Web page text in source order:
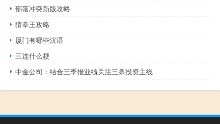
部落冲突新版攻略
猜拳王攻略
厦门有哪些汉语
三连什么梗
中金公司：结合三季报业绩关注三条投资主线